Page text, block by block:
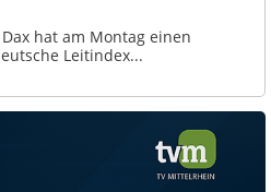
hat am Montag einen
Leitindex...